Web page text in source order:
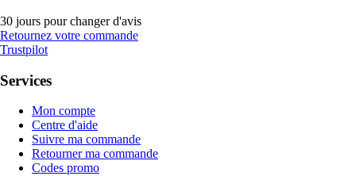
30 jours pour changer d'avis
Retournez votre commande
Trustpilot
Services
Mon compte
Centre d'aide
Suivre ma commande
Retourner ma commande
Codes promo